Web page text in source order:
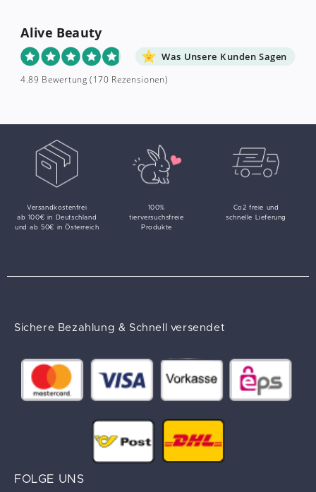
Alive Beauty
Was Unsere Kunden Sagen
4.89 Bewertung (170 Rezensionen)
Versandkostenfrei
ab 100€ in Deutschland
und ab 50€ in Österreich
100%
tierversuchsfreie
Produkte
Co2 freie und
schnelle Lieferung
Sichere Bezahlung & Schnell versendet
FOLGE UNS